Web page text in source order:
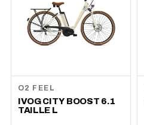
O2 FEEL
IVOG CITY BOOST 6.1
TAILLE L